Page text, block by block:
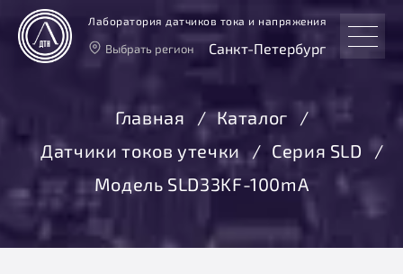
Лаборатория датчиков тока и напряжения
Выбрать регион Санкт-Петербург
Москва
Санкт-Петербург
Екатеринбург
Главная
Каталог
Датчики токов утечки
Серия SLD
Модель SLD33KF-100mА